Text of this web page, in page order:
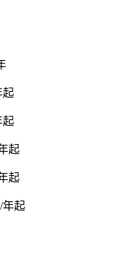
起
起
起
起
年起